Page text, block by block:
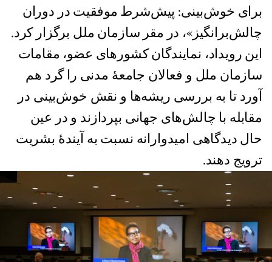
برای خوش‌بینی: پیش‌شرط موفقیت در دوران
چالش‌برانگیز»، در مقر سازمان ملل برگزار کرد.
این رویداد، نمایندگان کشورهای عضو، مقامات
سازمان ملل و فعالان جامعهٔ مدنی را گرد هم
آورد تا به بررسی ریشه‌ها و نقش خوش‌بینی در
مقابله با چالش‌های جهانی بپردازند و در عین
حال دیدگاهی امیدوارانه نسبت به آیندهٔ بشریت
ترویج دهند.